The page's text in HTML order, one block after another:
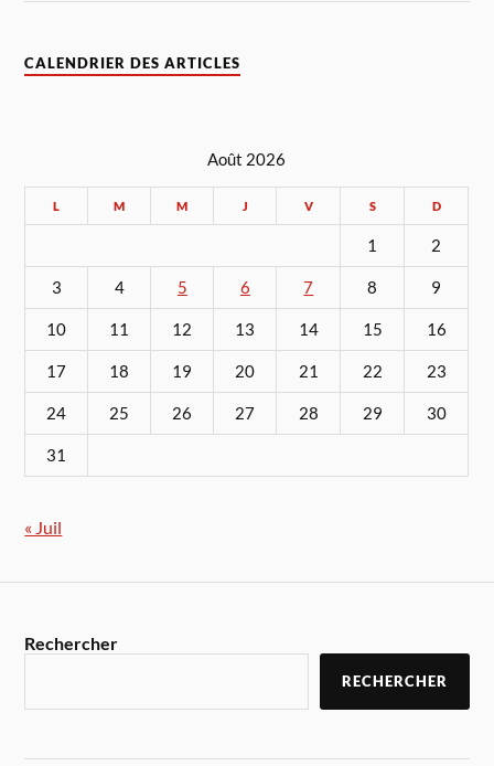
CALENDRIER DES ARTICLES
Août 2026
L M M J V S D
1 2
3 4 5 6 7 8 9
10 11 12 13 14 15 16
17 18 19 20 21 22 23
24 25 26 27 28 29 30
31
« Juil
Rechercher
RECHERCHER